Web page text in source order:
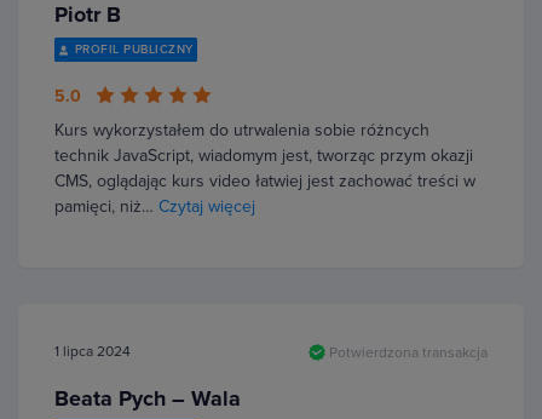
Piotr B
PROFIL PUBLICZNY
5.0
Kurs wykorzystałem do utrwalenia sobie różncych
technik JavaScript, wiadomym jest, tworząc przym okazji
CMS, oglądając kurs video łatwiej jest zachować treści w
pamięci, niż… Czytaj więcej
1 lipca 2024 Potwierdzona transakcja
Beata Pych – Wala